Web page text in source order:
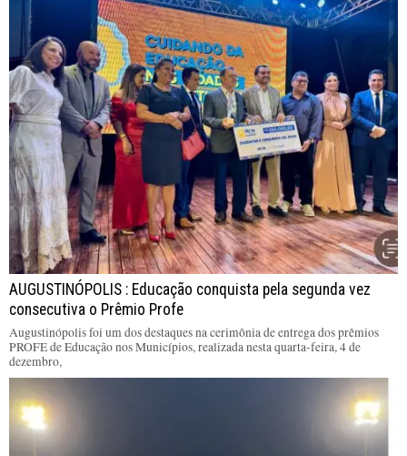
AUGUSTINÓPOLIS : Educação conquista pela segunda vez
consecutiva o Prêmio Profe
Augustinópolis foi um dos destaques na cerimônia de entrega dos prêmios
PROFE de Educação nos Municípios, realizada nesta quarta-feira, 4 de
dezembro,